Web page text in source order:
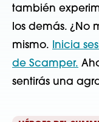
también
los demás. ¿No
mismo.
Inicia
de Scamper.
sentirás una